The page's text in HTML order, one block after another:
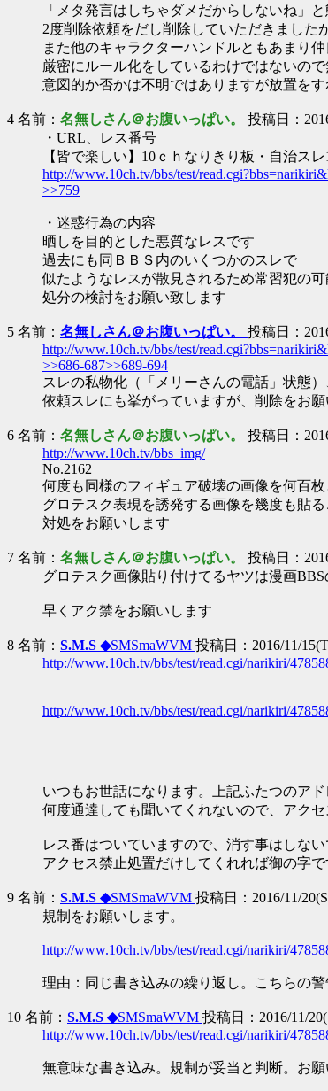
「メタ発言はしちゃダメだからしないね」
2度削除依頼をだし削除していただきました
また他のキャラクターハンドルともあまり
厳密にルール化をしているわけではないの
意図的か否かは不明ではありますが放置を
4 名前： 名無しさん＠お腹いっぱい。 投稿日：
・URL、レス番号
【皆で楽しい】10ｃｈなりきり板・自治スレ
http://www.10ch.tv/bbs/test/
>>759
・迷惑行為の内容
晒しを目的とした悪質なレスです
過去にも同ＢＢＳ内のいくつかのスレで
似たようなレスが散見されるため常習犯の可
処分の検討をお願い致します
5 名前： 名無しさん＠お腹いっぱい。 投稿日：
http://www.10ch.tv/bbs/test/
>>686-687>>689-694
スレの私物化（「メリーさんの電話」状態
依頼スレにも挙がっていますが、削除をお
6 名前： 名無しさん＠お腹いっぱい。 投稿日：
http://www.10ch.tv/bbs_img/
No.2162
何度も同様のフィギュア破壊の画像を何百
グロテスク表現を誘発する画像を幾度も貼
対処をお願いします
7 名前： 名無しさん＠お腹いっぱい。 投稿日：
グロテスク画像貼り付けてるヤツは漫画
早くアク禁をお願いします
8 名前： S.M.S ◆SMSmaWVM 投稿日：2016/11/
http://www.10ch.tv/bbs/test/read.cgi/narikiri/
http://www.10ch.tv/bbs/test/read.cgi/narikiri/
いつもお世話になります。上記ふたつのアド
何度通達しても聞いてくれないので、アクセ
レス番はついていますので、消す事はしない
アクセス禁止処置だけしてくれれば御の字で
9 名前： S.M.S ◆SMSmaWVM 投稿日：2016/11/
規制をお願いします。
http://www.10ch.tv/bbs/test/read.cgi/narikiri/
理由：同じ書き込みの繰り返し。こちらの
10 名前： S.M.S ◆SMSmaWVM 投稿日：2016/11/
http://www.10ch.tv/bbs/test/read.cgi/narikiri/
無意味な書き込み。規制が妥当と判断。お願